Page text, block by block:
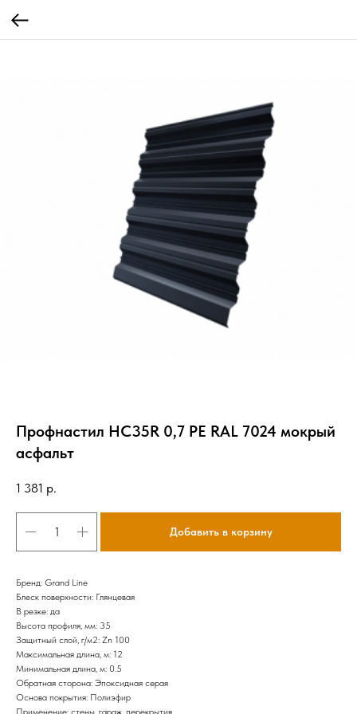
Профнастил HC35R 0,7 PE RAL 7024 мокрый
асфальт
1 381 р.
Добавить в корзину
Бренд: Grand Line
Блеск поверхности: Глянцевая
В резке: да
Высота профиля, мм: 35
Защитный слой, г/м2: Zn 100
Максимальная длина, м: 12
Минимальная длина, м: 0.5
Обратная сторона: Эпоксидная серая
Основа покрытия: Полиэфир